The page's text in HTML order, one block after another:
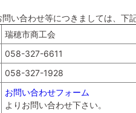
い合わせ等につきましては、下
瑞穂市商工会
058-327-6611
058-327-1928
お問い合わせフォーム
よりお問い合わせ下さい。